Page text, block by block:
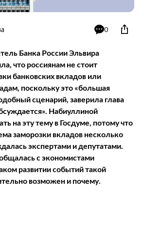
0
Банка России Эльвира
что россиянам не стоит
банковских вкладов или
поскольку это «большая
сценарий, заверила глава
Набиуллиной
на эту тему в Госдуме, потому что
заморозки вкладов несколько
экспертами и депутатами.
с экономистами
развитии событий такой
возможен и почему.